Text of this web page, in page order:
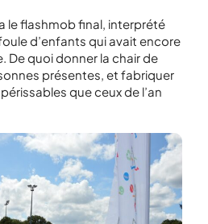
le flashmob final, interprété
d’enfants qui avait encore
De quoi donner la chair de
présentes, et fabriquer
que ceux de l’an